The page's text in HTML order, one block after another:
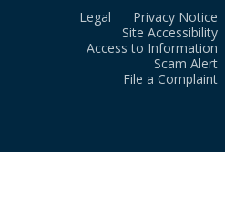
Legal
Privacy Notice
Site Accessibility
Access to Information
Scam Alert
File a Complaint